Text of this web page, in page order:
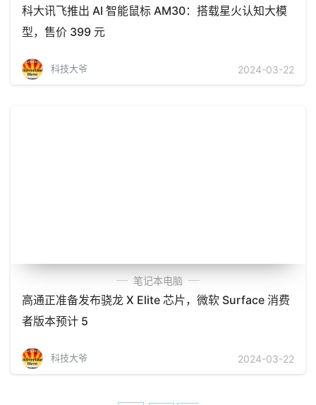
科大讯飞推出 AI 智能鼠标 AM30：搭载星火认知大模
型，售价 399 元
科技大爷 2024-03-22
笔记本电脑
高通正准备发布骁龙 X Elite 芯片，微软 Surface 消费
者版本预计 5
科技大爷 2024-03-22